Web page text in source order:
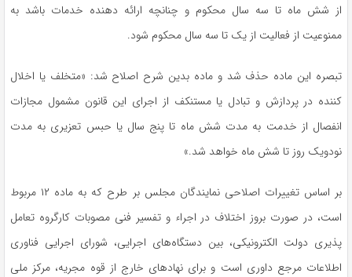
از شش ماه تا سه سال محکوم و چنانچه ارائه دهنده خدمات باشد به
ممنوعیت از فعالیت از یک تا سه سال محکوم شود.
تبصره این ماده حذف شد و ماده بدین شرح اصلاح شد: «متخلف یا اخلال
کننده در پردازش و تبادل یا مستنکف از اجرای این قانون مشمول مجازات
انفصال از خدمت به مدت شش ماه تا پنج سال یا حبس تعزیری به مدت
نودویک روز تا شش ماه خواهد شد.»
بر اساس تغییرات اصلاحی نمایندگان مجلس بر طرح که به ماده ۱۲ مربوط
است، در صورت بروز اختلاف در اجراء و تفسیر فنی مصوبات کارگروه تعامل
پذیری دولت الکترونیکی، بین دستگاه‌های اجرایی، شورای اجرایی فناوری
اطلاعات مرجع داوری است و برای نهادهای خارج از قوه مجریه، مرکز ملی